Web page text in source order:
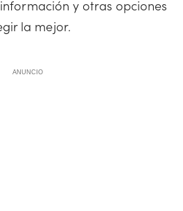
y otras opciones
la mejor.
ANUNCIO